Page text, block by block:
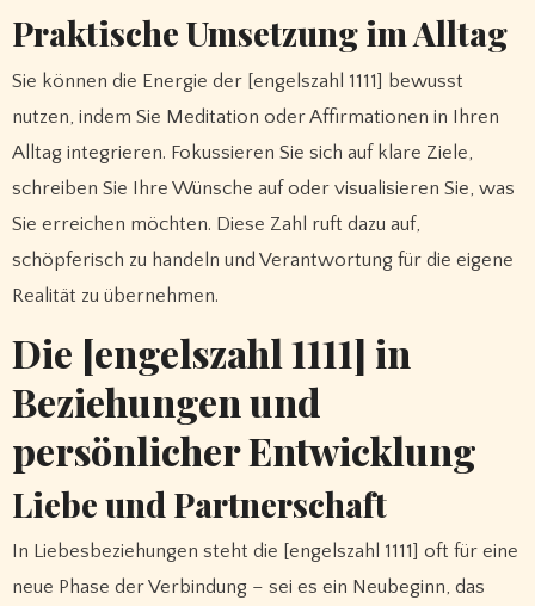
Praktische Umsetzung im Alltag
Sie können die Energie der [engelszahl 1111] bewusst
nutzen, indem Sie Meditation oder Affirmationen in Ihren
Alltag integrieren. Fokussieren Sie sich auf klare Ziele,
schreiben Sie Ihre Wünsche auf oder visualisieren Sie, was
Sie erreichen möchten. Diese Zahl ruft dazu auf,
schöpferisch zu handeln und Verantwortung für die eigene
Realität zu übernehmen.
Die [engelszahl 1111] in
Beziehungen und
persönlicher Entwicklung
Liebe und Partnerschaft
In Liebesbeziehungen steht die [engelszahl 1111] oft für eine
neue Phase der Verbindung – sei es ein Neubeginn, das